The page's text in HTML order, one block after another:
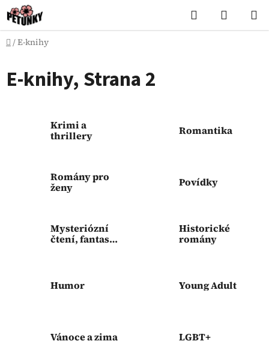
Přejít
na
obsah
Hledat
KOŠÍK
Domů
/E-knihy
E-knihy, Strana 2
Krimi a
thrillery
Romantika
Romány pro
ženy
Povídky
Mysteriózní
čtení, fantasy,
Historické
romány
Humor Young Adult
Vánoce a zima LGBT+